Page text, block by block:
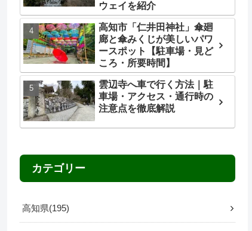
ウェイを紹介
高知市「仁井田神社」傘廻
廊と傘みくじが美しいパワ
ースポット【駐車場・見ど
ころ・所要時間】
雲辺寺へ車で行く方法｜駐
車場・アクセス・通行時の
注意点を徹底解説
カテゴリー
高知県 195